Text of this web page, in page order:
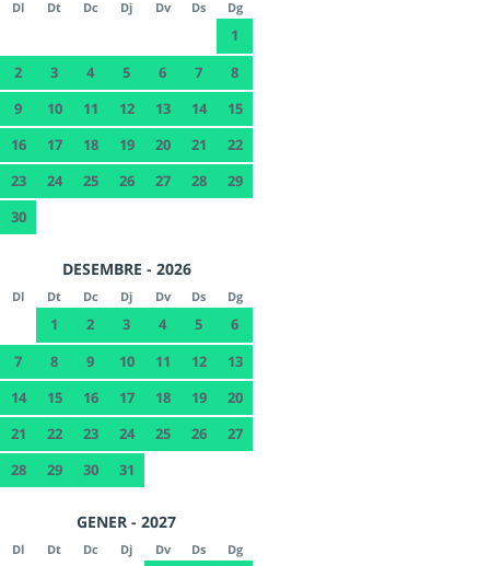
Dl Dt Dc Dj Dv Ds Dg
1
2
3 4 5 6 7
8
9
10 11 12 13 14
15
16
17 18 19 20 21
22
23
24 25 26 27 28
29
30
DESEMBRE - 2026
Dl Dt Dc Dj Dv Ds Dg
1 2 3 4 5
6
7
8 9 10 11 12
13
14
15 16 17 18 19
20
21
22 23 24 25 26
27
28
29 30 31
GENER - 2027
Dl Dt Dc Dj Dv Ds Dg